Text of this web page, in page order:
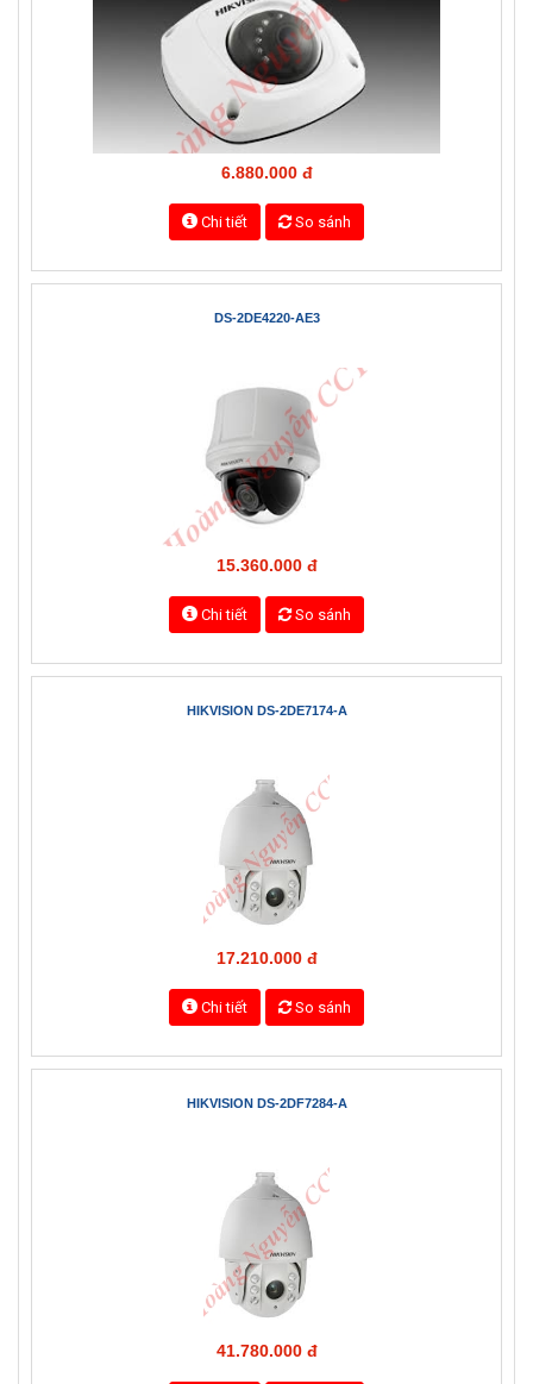
Chi tiết So sánh
HIKVISION DS-2CD2532F-IW
6.880.000 đ
Chi tiết So sánh
15.360.000 đ
Chi tiết So sánh
HIKVISION DS-2DE7174-A
17.210.000 đ
Chi tiết So sánh
HIKVISION DS-2DF7284-A